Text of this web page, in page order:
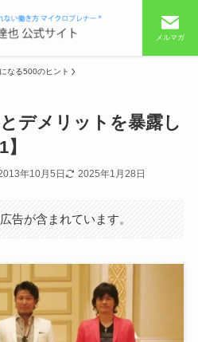
メルマガ
なる500のヒント
デメリットを暴露し
年10月5日 2025年1月28日
告が含まれています。